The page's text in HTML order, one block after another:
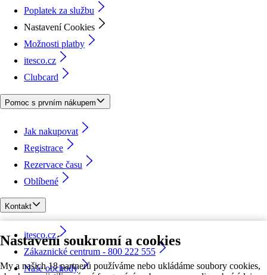
Nastavení soukromí a cookies
My a našich 18 partnerů používáme nebo ukládáme soubory cookies,
Poplatek za službu
Nastavení Cookies
Možnosti platby
itesco.cz
Clubcard
Pomoc s prvním nákupem
Jak nakupovat
Registrace
Rezervace času
Oblíbené
Kontakt
itesco.cz
Zákaznické centrum - 800 222 555
Naše obchody